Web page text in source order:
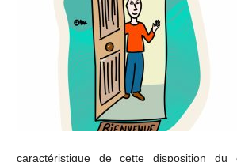
caractéristique de cette disposition